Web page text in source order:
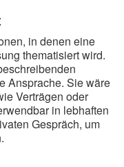
in denen eine
thematisiert wird.
Ansprache. Sie wäre
Verträgen oder
in lebhaften
Gespräch, um